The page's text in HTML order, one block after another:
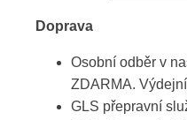
Doprava
Osobní odběr v
ZDARMA.
GLS přepravní